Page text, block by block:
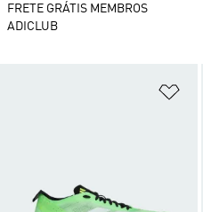
FRETE GRÁTIS MEMBROS
ADICLUB